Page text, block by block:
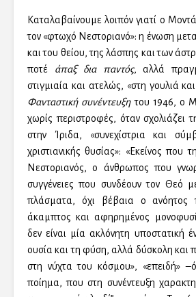
Καταλαβαίνουμε λοιπόν γιατί ο
τον «φτωχό Νεστοριανό»: η ένωση
και του θείου, της λάσπης και των
ποτέ άπαξ δια παντός, αλλά
στιγμιαία και ατελώς, «στη γουλιά
Φανταστική συνέντευξητου 1946, ο
χωρίς περιστροφές, όταν σχολιάζει
στην Ίριδα, «συνεχίστρια και
χριστιανικής θυσίας»: «Εκείνος που
Νεστοριανός, ο άνθρωπος που
συγγένειες που συνδέουν τον Θεό
πλάσματα, όχι βέβαια ο ανόητος
άκαμπτος και αφηρημένος
δεν είναι μία ακλόνητη υποστατική
ουσία και τη φύση, αλλά δύσκολη και
στη νύχτα του κόσμου», «επειδή»
ποίημα, που στη συνέντευξη